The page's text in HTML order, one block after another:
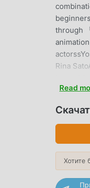
through
Rina
Yuu
Haruki
Kyuuma
Ayaka
Read
Хотите